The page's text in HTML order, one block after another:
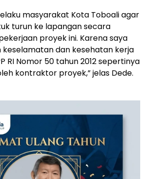
masyarakat Kota Toboali agar
turun ke lapangan secara
proyek ini. Karena saya
dan kesehatan kerja
RI Nomor 50 tahun 2012 sepertinya
kontraktor proyek,” jelas Dede.